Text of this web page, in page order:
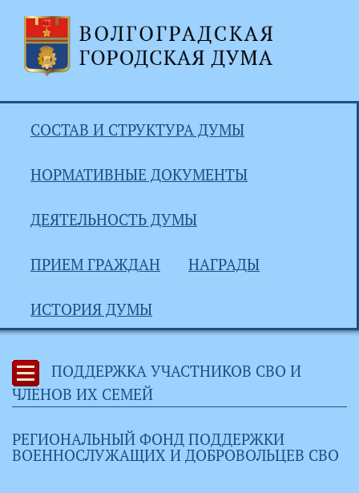
СОСТАВ И СТРУКТУРА ДУМЫ
НОРМАТИВНЫЕ ДОКУМЕНТЫ
ДЕЯТЕЛЬНОСТЬ ДУМЫ
ПРИЕМ ГРАЖДАН НАГРАДЫ
ИСТОРИЯ ДУМЫ
ПОДДЕРЖКА УЧАСТНИКОВ СВО И
ЧЛЕНОВ ИХ СЕМЕЙ
РЕГИОНАЛЬНЫЙ ФОНД ПОДДЕРЖКИ
ВОЕННОСЛУЖАЩИХ И ДОБРОВОЛЬЦЕВ СВО